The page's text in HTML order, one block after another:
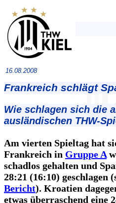
16.08.2008
Frankreich schlägt
Wie schlagen sich die
ausländischen THW-
Am vierten Spieltag hat
Frankreich in Gruppe A
schadlos gehalten und
28:21 (16:10) geschlagen
Bericht). Kroatien
etwas überraschend eine